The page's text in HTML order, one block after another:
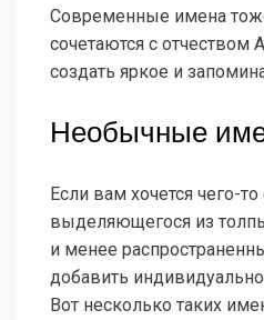
Современные имена
сочетаются с отчеством
создать яркое и
Необычные
Если вам хочется чего-
выделяющегося из
и менее
добавить
Вот несколько таких